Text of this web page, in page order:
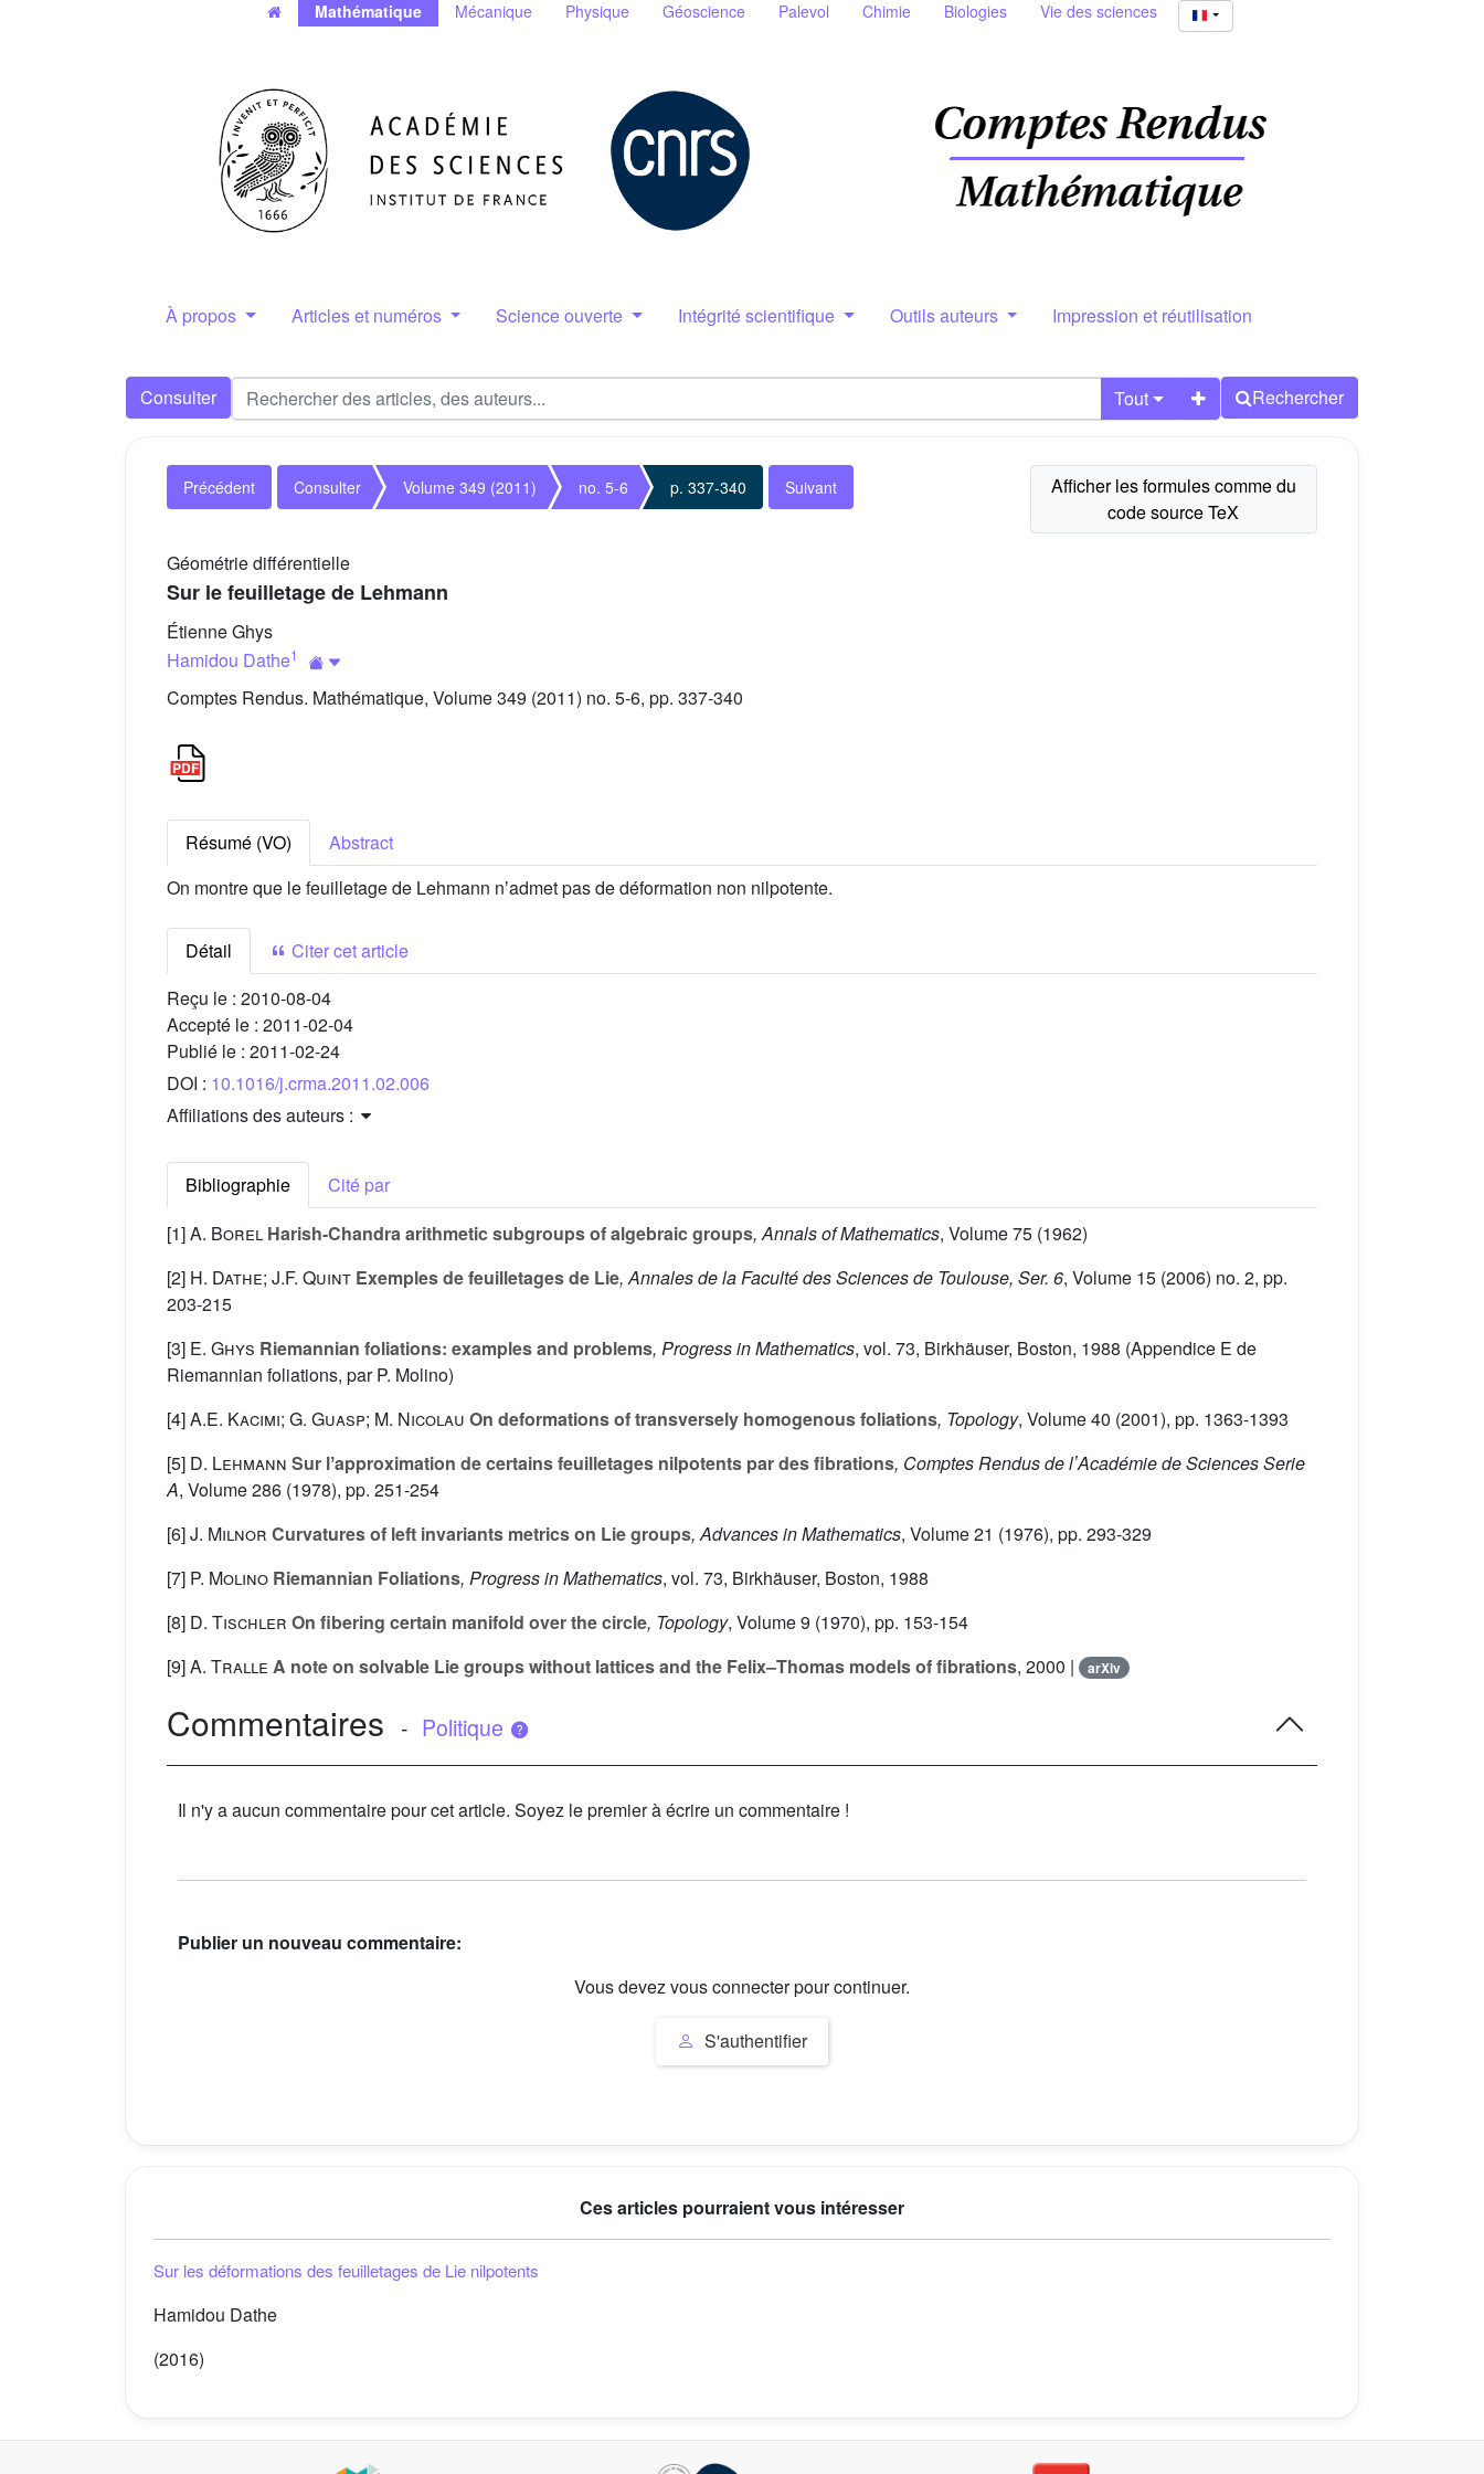
Mathématique Mécanique Physique Géoscience Palevol Chimie Biologies Vie des sciences
À propos Articles et numéros Science ouverte Intégrité scientifique Outils auteurs Impression et réutilisation
Consulter Tout Rechercher
Précédent Consulter Volume 349 (2011) no. 5-6 p. 337-340 Suivant
Géométrie différentielle
Sur le feuilletage de Lehmann
Étienne Ghys
Hamidou Dathe1
Comptes Rendus. Mathématique, Volume 349 (2011) no. 5-6, pp. 337-340
Résumé (VO)
Abstract
On montre que le feuilletage de Lehmann nʼadmet pas de déformation non nilpotente.
Détail
Citer cet article
Reçu le : 2010-08-04
Accepté le : 2011-02-04
Publié le : 2011-02-24
DOI : 10.1016/j.crma.2011.02.006
Affiliations des auteurs :
Bibliographie
Cité par
[1]A. Borel Harish-Chandra arithmetic subgroups of algebraic groups, Annals of Mathematics, Volume 75 (1962)
[2] H. Dathe; J.F. Quint Exemples de feuilletages de Lie, Annales de la Faculté des Sciences de Toulouse, Ser. 6, Volume 15 (2006) no. 2, pp.
203-215
[3] E. Ghys Riemannian foliations: examples and problems, Progress in Mathematics, vol. 73, Birkhäuser, Boston, 1988 (Appendice E de
Riemannian foliations, par P. Molino)
[4]A.E. Kacimi; G. Guasp; M. Nicolau On deformations of transversely homogenous foliations, Topology, Volume 40 (2001), pp. 1363-1393
[5] D. Lehmann Sur lʼapproximation de certains feuilletages nilpotents par des fibrations, Comptes Rendus de lʼAcadémie de Sciences Serie
A, Volume 286 (1978), pp. 251-254
[6]J. Milnor Curvatures of left invariants metrics on Lie groups, Advances in Mathematics, Volume 21 (1976), pp. 293-329
[7] P. Molino Riemannian Foliations, Progress in Mathematics, vol. 73, Birkhäuser, Boston, 1988
[8] D. Tischler On fibering certain manifold over the circle, Topology, Volume 9 (1970), pp. 153-154
[9]A. Tralle A note on solvable Lie groups without lattices and the Felix–Thomas models of fibrations, 2000 | arXiv
Commentaires - Politique
Il n'y a aucun commentaire pour cet article. Soyez le premier à écrire un commentaire !
Publier un nouveau commentaire:
Vous devez vous connecter pour continuer.
S'authentifier
Ces articles pourraient vous intéresser
Sur les déformations des feuilletages de Lie nilpotents
Hamidou Dathe
(2016)